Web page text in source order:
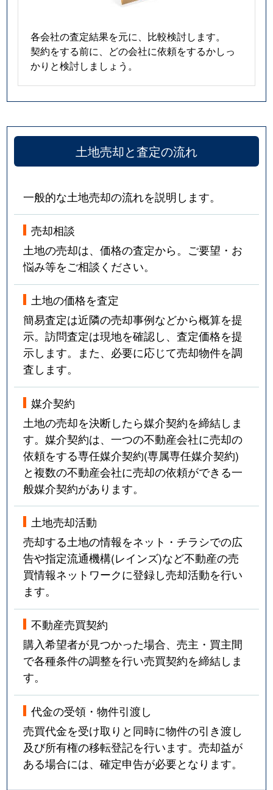
各会社の査定結果を元に、比較検討します。
契約をする前に、どの会社に依頼をするかしっ
かりと検討しましょう。
土地売却と査定の流れ
一般的な土地売却の流れを説明します。
売却相談
土地の売却は、価格の査定から。ご要望・お
悩み等をご相談ください。
土地の価格を査定
簡易査定は近隣の売却事例などから概算を提
示。訪問査定は現地を確認し、査定価格を提
示します。また、必要に応じて売却物件を調
査します。
媒介契約
土地の売却を決断したら媒介契約を締結しま
す。媒介契約は、一つの不動産会社に売却の
依頼をする専任媒介契約(専属専任媒介契約)
と複数の不動産会社に売却の依頼ができる一
般媒介契約があります。
土地売却活動
売却する土地の情報をネット・チラシでの広
告や指定流通機構(レインズ)など不動産の売
買情報ネットワークに登録し売却活動を行い
ます。
不動産売買契約
購入希望者が見つかった場合、売主・買主間
で各種条件の調整を行い売買契約を締結しま
す。
代金の受領・物件引渡し
売買代金を受け取りと同時に物件の引き渡し
及び所有権の移転登記を行います。売却益が
ある場合には、確定申告が必要となります。